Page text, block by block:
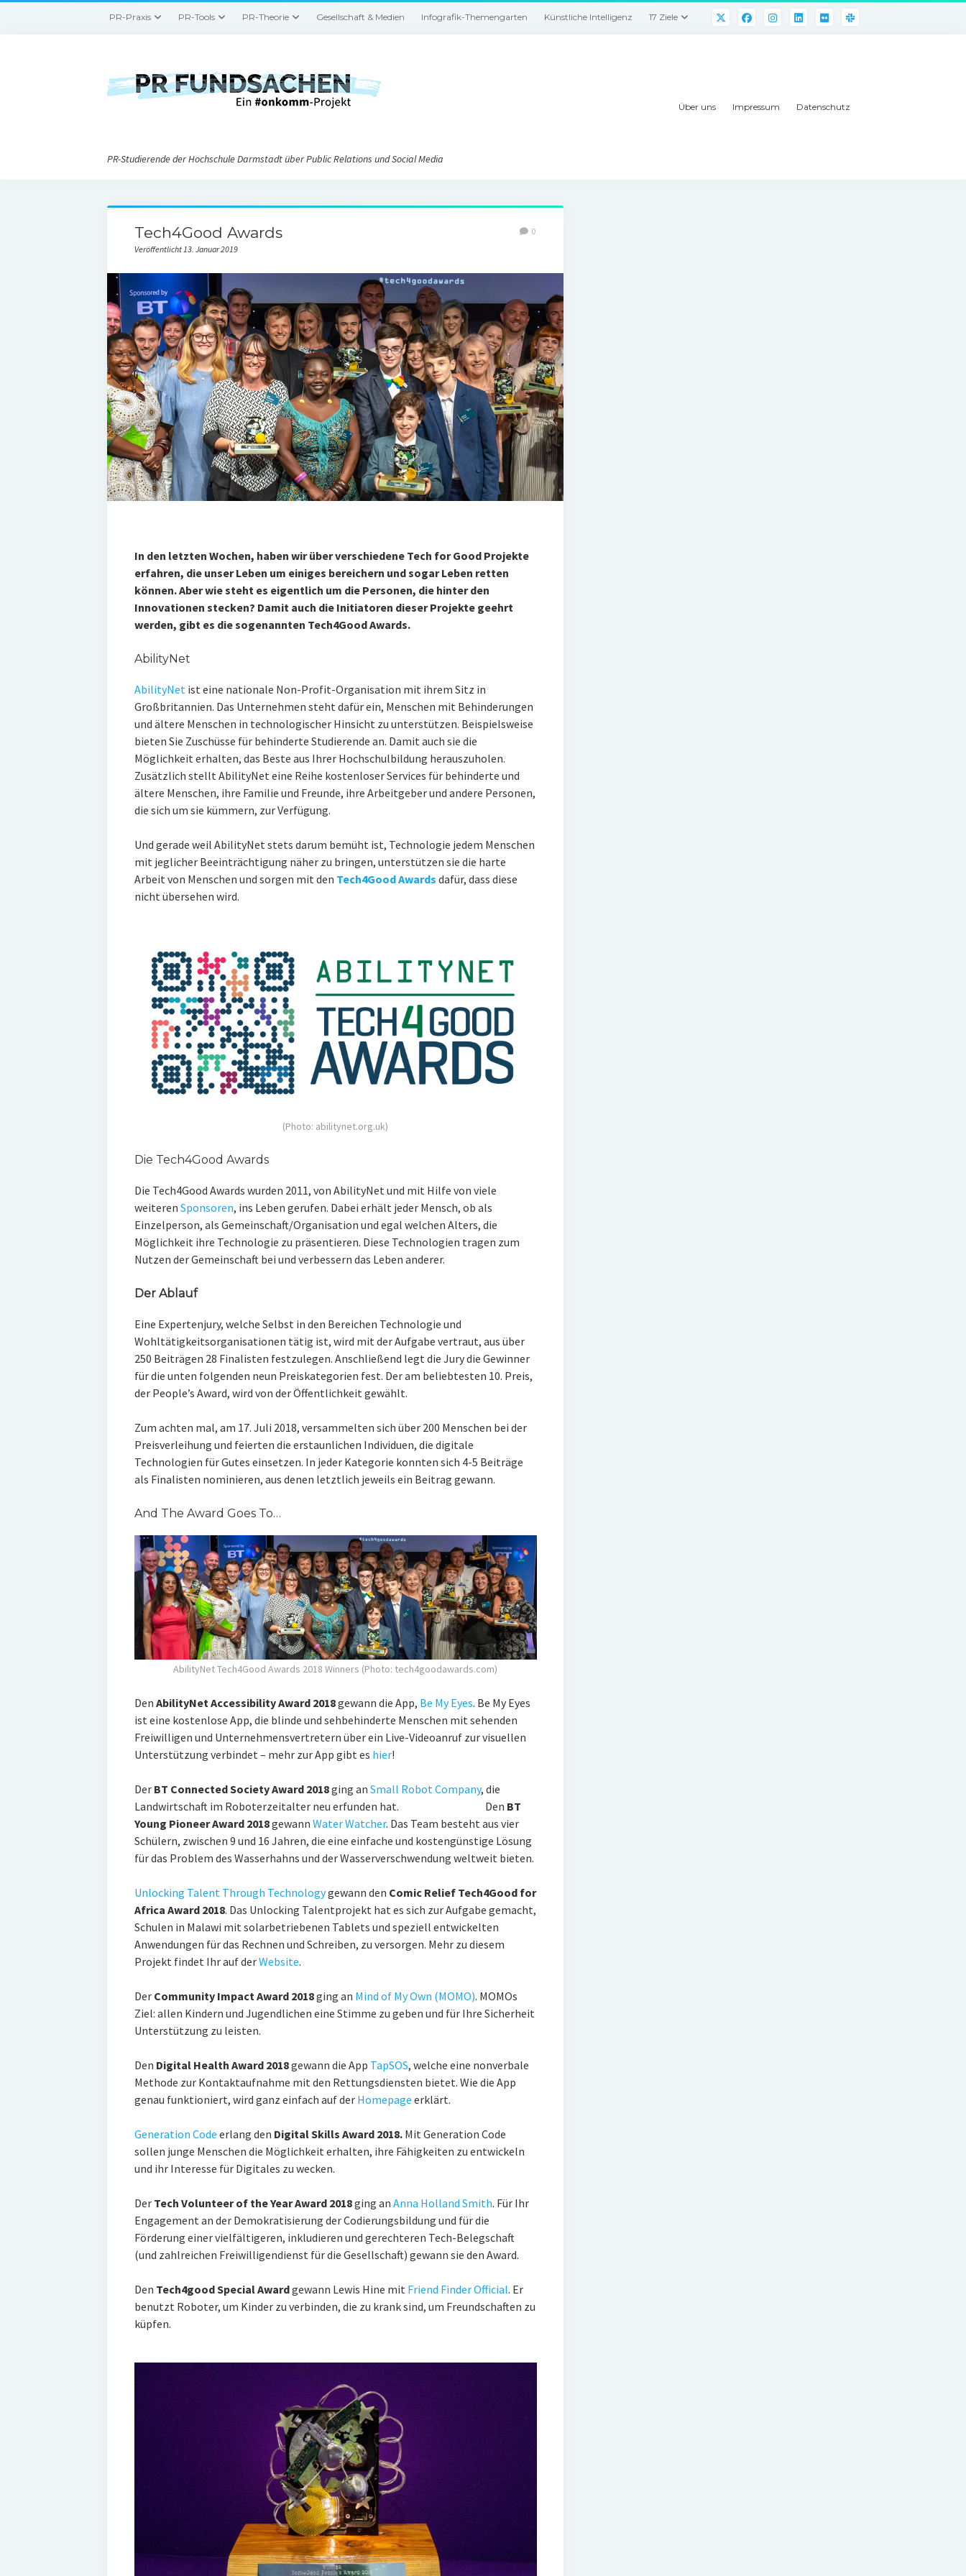
PR-Praxis PR-Tools PR-Theorie Gesellschaft & Medien Infografik-Themengarten Künstliche Intelligenz 17 Ziele
PR-Studierende der Hochschule Darmstadt über Public Relations und Social Media
Über uns Impressum Datenschutz
Tech4Good Awards
Veröffentlicht 13. Januar 2019
0
In den letzten Wochen, haben wir über verschiedene Tech for Good Projekte
erfahren, die unser Leben um einiges bereichern und sogar Leben retten
können. Aber wie steht es eigentlich um die Personen, die hinter den
Innovationen stecken? Damit auch die Initiatoren dieser Projekte geehrt
werden, gibt es die sogenannten Tech4Good Awards.
AbilityNet
AbilityNetist eine nationale Non-Profit-Organisation mit ihrem Sitz in
Großbritannien. Das Unternehmen steht dafür ein, Menschen mit Behinderungen
und ältere Menschen in technologischer Hinsicht zu unterstützen. Beispielsweise
bieten Sie Zuschüsse für behinderte Studierende an. Damit auch sie die
Möglichkeit erhalten, das Beste aus Ihrer Hochschulbildung herauszuholen.
Zusätzlich stellt AbilityNet eine Reihe kostenloser Services für behinderte und
ältere Menschen, ihre Familie und Freunde, ihre Arbeitgeber und andere Personen,
die sich um sie kümmern, zur Verfügung.
Und gerade weil AbilityNet stets darum bemüht ist, Technologie jedem Menschen
mit jeglicher Beeinträchtigung näher zu bringen, unterstützen sie die harte
Arbeit von Menschen und sorgen mit den Tech4Good Awards dafür, dass diese
nicht übersehen wird.
(Photo: abilitynet.org.uk)
Die Tech4Good Awards
Die Tech4Good Awards wurden 2011, von AbilityNet und mit Hilfe von viele
weiteren Sponsoren, ins Leben gerufen. Dabei erhält jeder Mensch, ob als
Einzelperson, als Gemeinschaft/Organisation und egal welchen Alters, die
Möglichkeit ihre Technologie zu präsentieren. Diese Technologien tragen zum
Nutzen der Gemeinschaft bei und verbessern das Leben anderer.
Der Ablauf
Eine Expertenjury, welche Selbst in den Bereichen Technologie und
Wohltätigkeitsorganisationen tätig ist, wird mit der Aufgabe vertraut, aus über
250 Beiträgen 28 Finalisten festzulegen. Anschließend legt die Jury die Gewinner
für die unten folgenden neun Preiskategorien fest. Der am beliebtesten 10. Preis,
der People’s Award, wird von der Öffentlichkeit gewählt.
Zum achten mal, am 17. Juli 2018, versammelten sich über 200 Menschen bei der
Preisverleihung und feierten die erstaunlichen Individuen, die digitale
Technologien für Gutes einsetzen. In jeder Kategorie konnten sich 4-5 Beiträge
als Finalisten nominieren, aus denen letztlich jeweils ein Beitrag gewann.
And The Award Goes To…
AbilityNet Tech4Good Awards 2018 Winners (Photo: tech4goodawards.com)
Den AbilityNet Accessibility Award 2018gewann die App, Be My Eyes. Be My Eyes
ist eine kostenlose App, die blinde und sehbehinderte Menschen mit sehenden
Freiwilligen und Unternehmensvertretern über ein Live-Videoanruf zur visuellen
Unterstützung verbindet – mehr zur App gibt es hier!
Der BT Connected Society Award 2018ging an Small Robot Company, die
Landwirtschaft im Roboterzeitalter neu erfunden hat. Den BT
Young Pioneer Award 2018gewann Water Watcher. Das Team besteht aus vier
Schülern, zwischen 9 und 16 Jahren, die eine einfache und kostengünstige Lösung
für das Problem des Wasserhahns und der Wasserverschwendung weltweit bieten.
Unlocking Talent Through Technologygewann den Comic Relief Tech4Good for
Africa Award 2018. Das Unlocking Talentprojekt hat es sich zur Aufgabe gemacht,
Schulen in Malawi mit solarbetriebenen Tablets und speziell entwickelten
Anwendungen für das Rechnen und Schreiben, zu versorgen. Mehr zu diesem
Projekt findet Ihr auf derWebsite.
DerCommunity Impact Award 2018ging an Mind of My Own (MOMO). MOMOs
Ziel: allen Kindern und Jugendlichen eine Stimme zu geben und für Ihre Sicherheit
Unterstützung zu leisten.
Den Digital Health Award 2018gewann die App TapSOS, welche eine nonverbale
Methode zur Kontaktaufnahme mit den Rettungsdiensten bietet. Wie die App
genau funktioniert, wird ganz einfach auf der Homepage erklärt.
Generation Code erlang den Digital Skills Award 2018. Mit Generation Code
sollen junge Menschen die Möglichkeit erhalten, ihre Fähigkeiten zu entwickeln
und ihr Interesse für Digitales zu wecken.
DerTech Volunteer of the Year Award 2018ging an Anna Holland Smith. Für Ihr
Engagement an der Demokratisierung der Codierungsbildung und für die
Förderung einer vielfältigeren, inkludieren und gerechteren Tech-Belegschaft
(und zahlreichen Freiwilligendienst für die Gesellschaft) gewann sie den Award.
Den Tech4good Special Awardgewann Lewis Hine mit Friend Finder Official. Er
benutzt Roboter, um Kinder zu verbinden, die zu krank sind, um Freundschaften zu
küpfen.